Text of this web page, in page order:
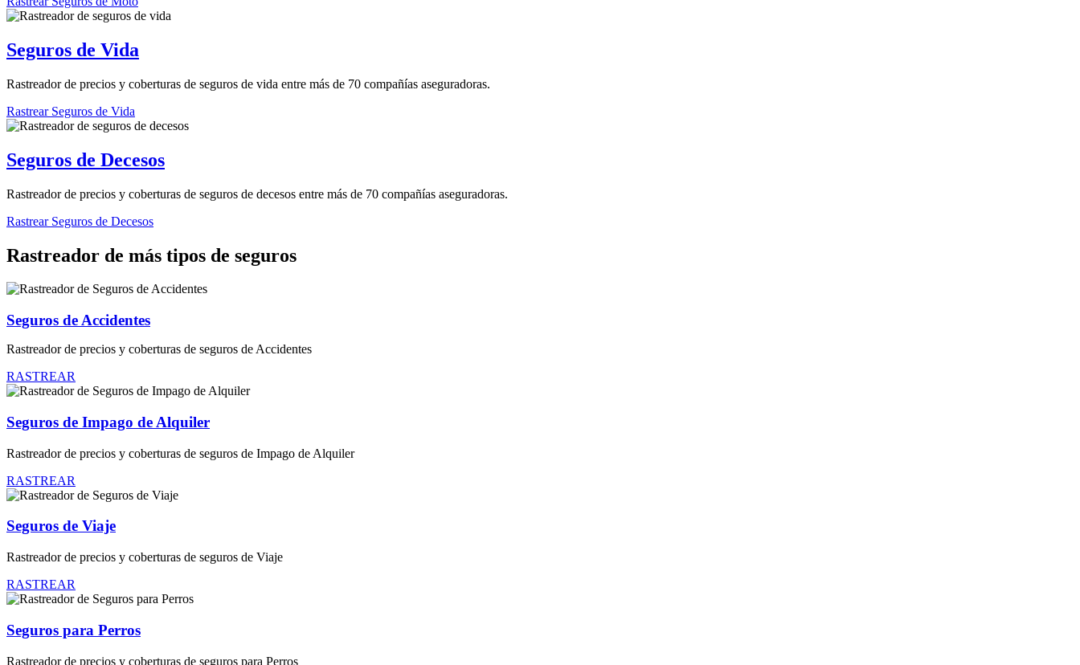
Seguros de Vida
Rastreador de precios y coberturas de seguros de vida entre más de 70 compañías aseguradoras.
Rastrear Seguros de Vida
Seguros de Decesos
Rastreador de precios y coberturas de seguros de decesos entre más de 70 compañías aseguradoras.
Rastrear Seguros de Decesos
Rastreador de más tipos de seguros
Seguros de Accidentes
Rastreador de precios y coberturas de seguros de Accidentes
RASTREAR
Seguros de Impago de Alquiler
Rastreador de precios y coberturas de seguros de Impago de Alquiler
RASTREAR
Seguros de Viaje
Rastreador de precios y coberturas de seguros de Viaje
RASTREAR
Seguros para Perros
Rastreador de precios y coberturas de seguros para Perros